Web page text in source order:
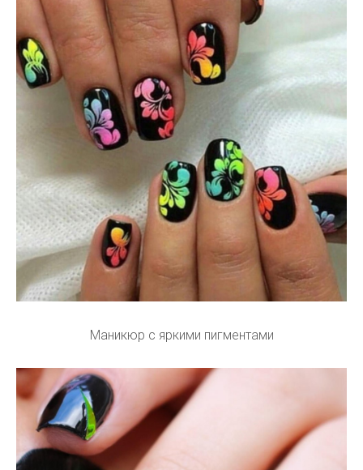
Маникюр с яркими пигментами